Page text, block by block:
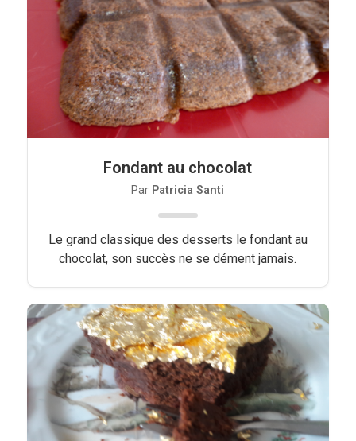
Viandes
Pratique
Mesures conversions
Lexique des différents termes de
cuisine
Service du vin
Mes livres
Fondant au chocolat
Par Patricia Santi
Le grand classique des desserts le fondant au
chocolat, son succès ne se dément jamais.